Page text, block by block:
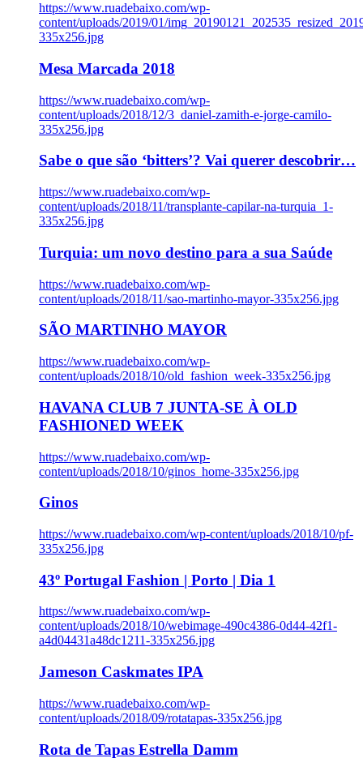
https://www.ruadebaixo.com/wp-
content/uploads/2019/01/
335x256.jpg
Mesa Marcada 2018
https://www.ruadebaixo.com/wp-
content/uploads/2018/12/3_daniel-zamith-e-jorge-camilo-
335x256.jpg
Sabe o que são ‘bitters’? Vai querer descobrir…
https://www.ruadebaixo.com/wp-
content/uploads/2018/11/transplante-capilar-na-turquia_1-
335x256.jpg
Turquia: um novo destino para a sua Saúde
https://www.ruadebaixo.com/wp-
content/uploads/2018/11/sao-martinho-mayor-335x256.jpg
SÃO MARTINHO MAYOR
https://www.ruadebaixo.com/wp-
content/uploads/2018/10/old_fashion_week-335x256.jpg
HAVANA CLUB 7 JUNTA-SE À OLD
FASHIONED WEEK
https://www.ruadebaixo.com/wp-
content/uploads/2018/10/ginos_home-335x256.jpg
Ginos
https://www.ruadebaixo.com/wp-content/uploads/2018/10/pf-
335x256.jpg
43º Portugal Fashion | Porto | Dia 1
https://www.ruadebaixo.com/wp-
content/uploads/2018/10/webimage-490c4386-0d44-42f1-
a4d04431a48dc1211-335x256.jpg
Jameson Caskmates IPA
https://www.ruadebaixo.com/wp-
content/uploads/2018/09/rotatapas-335x256.jpg
Rota de Tapas Estrella Damm